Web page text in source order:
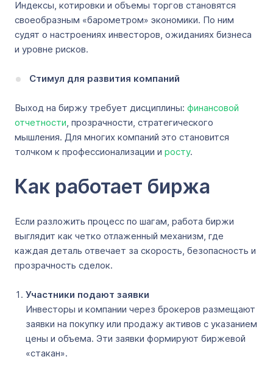
Индексы, котировки и объемы торгов становятся
своеобразным «барометром» экономики. По ним
судят о настроениях инвесторов, ожиданиях бизнеса
и уровне рисков.
Стимул для развития компаний
Выход на биржу требует дисциплины: финансовой
отчетности , прозрачности, стратегического
мышления. Для многих компаний это становится
толчком к профессионализации и росту.
Как работает биржа
Если разложить процесс по шагам, работа биржи
выглядит как четко отлаженный механизм, где
каждая деталь отвечает за скорость, безопасность и
прозрачность сделок.
Участники подают заявки
Инвесторы и компании через брокеров размещают
заявки на покупку или продажу активов с указанием
цены и объема. Эти заявки формируют биржевой
«стакан».